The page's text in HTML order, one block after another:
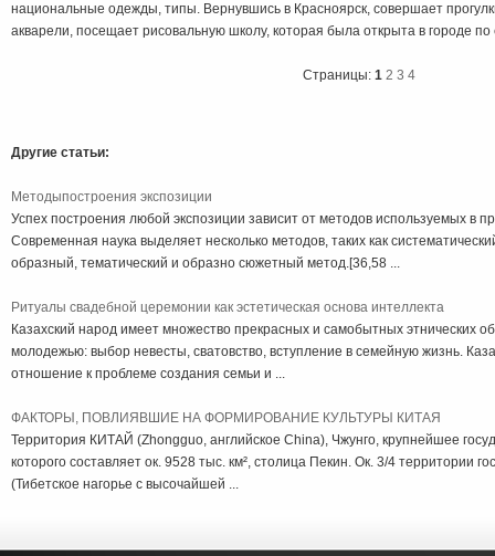
национальные одежды, типы. Вернувшись в Красноярск, совершает
акварели, посещает рисовальную школу, которая была открыта в городе по
Страницы: 1 2 3 4
Другие статьи:
Методыпостроения экспозиции
Успех построения любой экспозиции зависит от методов используемых в
Современная наука выделяет несколько методов, таких как
образный, тематический и образно сюжетный метод.[36,58 ...
Ритуалы свадебной церемонии как эстетическая основа интеллекта
Казахский народ имеет множество прекрасных и самобытных этнических
молодежью: выбор невесты, сватовство, вступление в семейную жизнь.
отношение к проблеме создания семьи и ...
ФАКТОРЫ, ПОВЛИЯВШИЕ НА ФОРМИРОВАНИЕ КУЛЬТУРЫ КИТАЯ
Территория КИТАЙ (Zhongguo, английское China), Чжунго, крупнейшее
которого составляет ок. 9528 тыс. км², столица Пекин. Ок. 3/4 территории
(Тибетское нагорье с высочайшей ...